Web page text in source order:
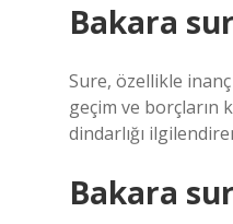
Bakara
Sure, özellikle inanç
geçim ve borçların
dindarlığı
Bakara